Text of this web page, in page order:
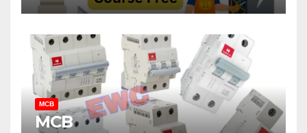
MCB
MCB